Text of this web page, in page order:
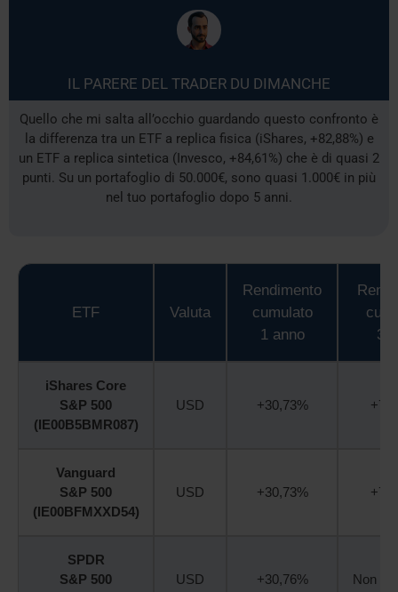
IL PARERE DEL TRADER DU DIMANCHE
Quello che mi salta all’occhio guardando questo confronto è
la differenza tra un ETF a replica fisica (iShares, +82,88%) e
un ETF a replica sintetica (Invesco, +84,61%) che è di quasi 2
punti. Su un portafoglio di 50.000€, sono quasi 1.000€ in più
nel tuo portafoglio dopo 5 anni.
ETF Valuta
Rendimento
cumulato
1 anno
3
iShares Core
S&P 500
(IE00B5BMR087)
USD +30,73%
Vanguard
S&P 500
(IE00BFMXXD54)
USD +30,73%
SPDR
S&P 500
USD +30,76% Non